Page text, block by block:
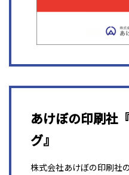
あけぼの印刷社
グ』
株式会社あけぼの印刷社